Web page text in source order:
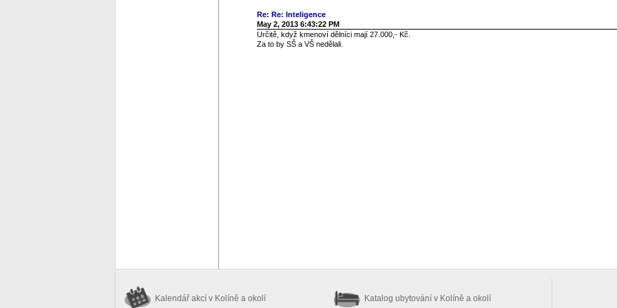
Re: Re: Inteligence
May 2, 2013 6:43:22 PM
Určitě, když kmenoví dělníci mají 27.000,- Kč.
Za to by SŠ a VŠ nedělali.
Kalendář akcí v Kolíně a okolí Katalog ubytování v Kolíně a okolí